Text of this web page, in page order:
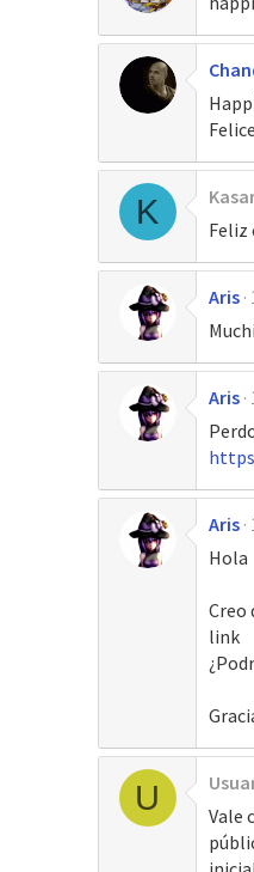
K
Feliz
Aris
Aris
Aris
Hola
Creo
link
U
Vale